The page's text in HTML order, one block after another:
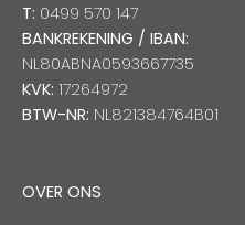
T: 0499 570 147
BANKREKENING / IBAN:
NL80ABNA0593667735
KVK: 17264972
BTW-NR: NL821384764B01
OVER ONS